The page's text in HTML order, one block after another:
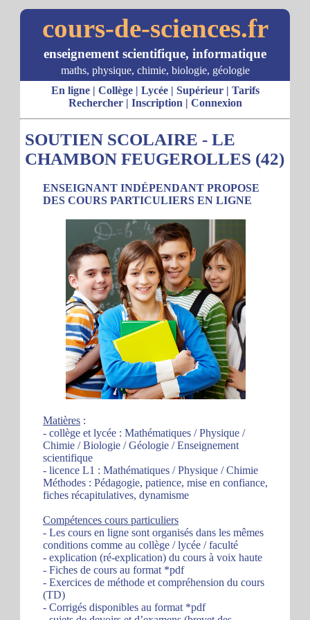
cours-de-sciences.fr
enseignement scientifique, informatique
maths, physique, chimie, biologie, géologie
En ligne| Collège| Lycée| Supérieur| Tarifs
Rechercher| Inscription | Connexion
SOUTIEN SCOLAIRE - LE
CHAMBON FEUGEROLLES (42)
ENSEIGNANT INDÉPENDANT PROPOSE
DES COURS PARTICULIERS EN LIGNE
Matières :
- collège et lycée : Mathématiques / Physique /
Chimie / Biologie / Géologie / Enseignement
scientifique
- licence L1 : Mathématiques / Physique / Chimie
Méthodes : Pédagogie, patience, mise en confiance,
fiches récapitulatives, dynamisme
Compétences cours particuliers
- Les cours en ligne sont organisés dans les mêmes
conditions comme au collège / lycée / faculté
- explication (ré-explication) du cours à voix haute
- Fiches de cours au format *pdf
- Exercices de méthode et compréhension du cours
(TD)
- Corrigés disponibles au format *pdf